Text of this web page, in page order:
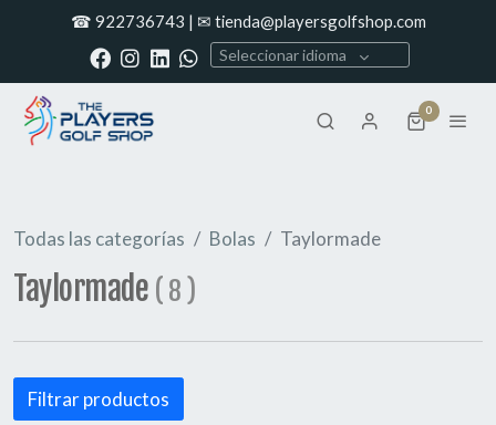
☎ 922736743 | ✉ tienda@playersgolfshop.com
Seleccionar idioma
0
Todas las categorías Bolas Taylormade
Taylormade ( 8 )
Filtrar productos